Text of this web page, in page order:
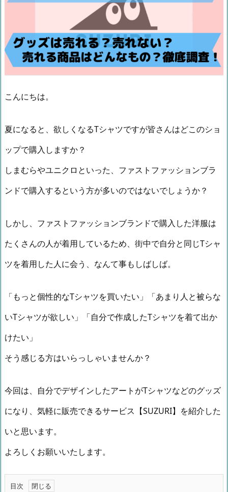
こんにちは。
夏になると、欲しくなるTシャツですが皆さんはどこのショ
ップで購入しますか？
しまむらやユニクロといった、ファストファッションブラ
ンドで購入するという方が多いのではないでしょうか？
しかし、ファストファッションブランドで購入した洋服は
たくさんの人が着用しているため、街中で自分と同じTシャ
ツを着用した人に会う、なんて事もしばしば。
「もっと個性的なTシャツを買いたい」「あまり人と被らな
いTシャツが欲しい」「自分で作成したTシャツを着て出か
けたい」
そう感じる方はいらっしゃいませんか？
今回は、自分でデザインしたアートがTシャツなどのグッズ
になり、気軽に販売できるサービス【SUZURI】を紹介した
いと思います。
よろしくお願いいたします。
目次